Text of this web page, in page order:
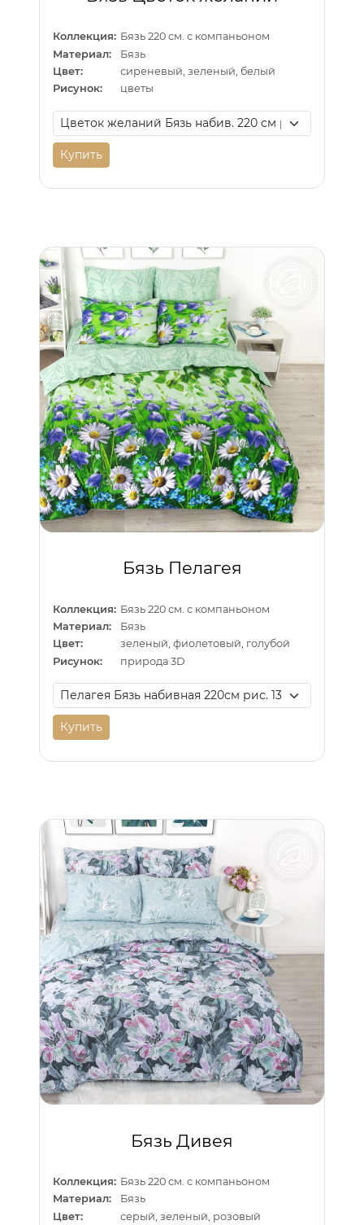
Коллекция: Бязь 220 см. с компаньоном
Материал:
Бязь
Цвет:
сиреневый, зеленый, белый
Рисунок:
цветы
Купить
Бязь Пелагея
Коллекция: Бязь 220 см. с компаньоном
Материал:
Бязь
Цвет:
зеленый, фиолетовый, голубой
Рисунок:
природа 3D
Купить
Бязь Дивея
Коллекция: Бязь 220 см. с компаньоном
Материал:
Бязь
Цвет:
серый, зеленый, розовый